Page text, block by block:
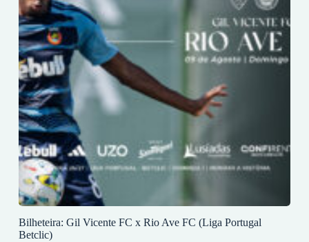
Bilheteira: Gil Vicente FC x Rio Ave FC (Liga Portugal
Betclic)